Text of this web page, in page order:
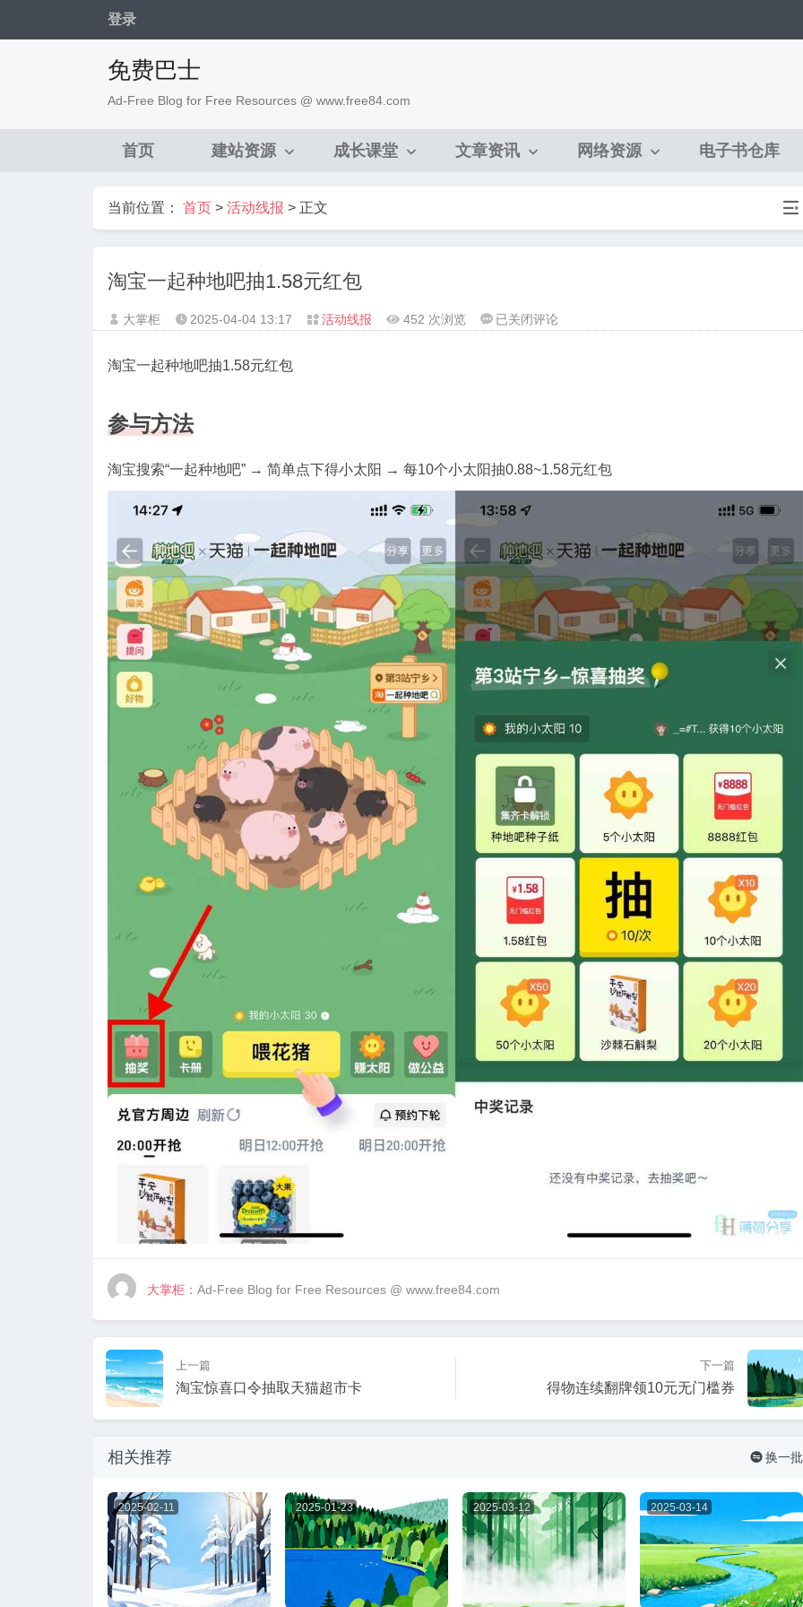
登录
免费巴士
Ad-Free Blog for Free Resources @ www.free84.com
首页 建站资源 成长课堂 文章资讯 网络资源 电子书仓库

当前位置： 首页 > 活动线报 > 正文
淘宝一起种地吧抽1.58元红包
 大掌柜  2025-04-04 13:17  活动线报  452 次浏览  淘
抽
1.58
元
包
已关闭评论
淘宝一起种地吧抽1.58元红包
参与方法
淘宝搜索“一起种地吧” → 简单点下得小太阳 → 每10个小太阳抽0.88~1.58元红包
大掌柜 ：Ad-Free Blog for Free Resources @ www.free84.com
上一篇
淘宝惊喜口令抽取天猫超市卡
下一篇
得物连续翻牌领10元无门槛券
相关推荐  换一批
2025-02-11 2025-01-23 2025-03-12 2025-03-14